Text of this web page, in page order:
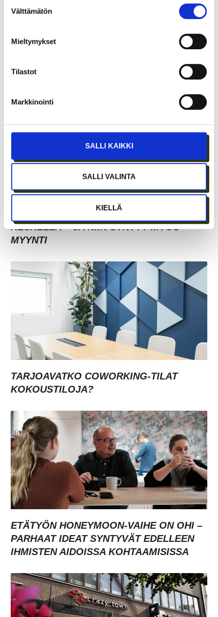
valinta
Välttämätön
Mieltymykset
Tilastot
Markkinointi
SALLI KAIKKI
SALLI VALINTA
KIELLÄ
JÄSENEN KYNÄSTÄ – TILA MERKITSEE
RISTKARI
ASIAKASYMMÄRRYS SYNTYY IHMISTEN
KESKELLÄ – JA NIIN SYNTYY MYÖS
MYYNTI
TARJOAVATKO COWORKING-TILAT
KOKOUSTILOJA?
ETÄTYÖN HONEYMOON-VAIHE ON OHI –
PARHAAT IDEAT SYNTYVÄT EDELLEEN
IHMISTEN AIDOISSA KOHTAAMISISSA